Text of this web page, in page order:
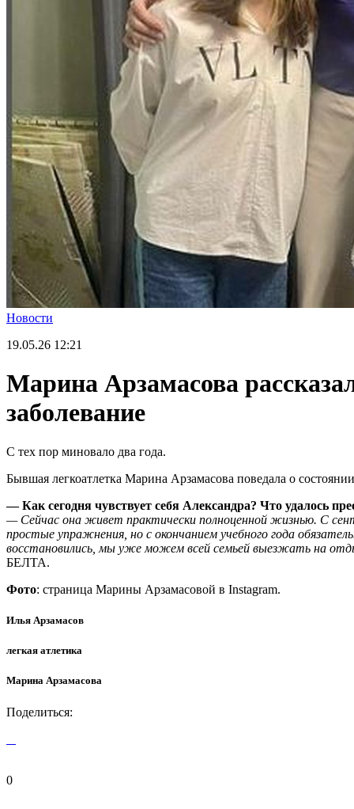
Новости
19.05.26 12:21
Марина Арзамасова
заболевание
С тех пор миновало два года.
Бывшая легкоатлетка Марина Арзамасова поведала о
— Как сегодня чувствует себя Александра? Что удалось
— Сейчас она живет практически полноценной жизнью. С
простые упражнения, но с окончанием учебного года
восстановились, мы уже можем всей семьей выезжать на
БЕЛТА.
Фото: страница Марины Арзамасовой в Instagram.
Илья Арзамасов
легкая атлетика
Марина Арзамасова
Поделиться:
0